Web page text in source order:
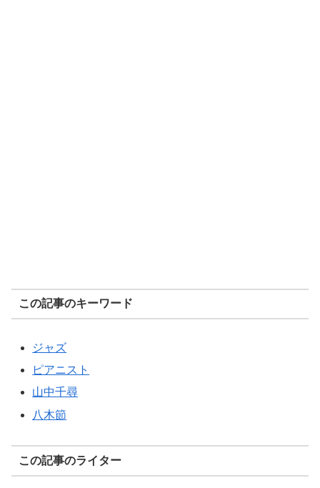
この記事のキーワード
ジャズ
ピアニスト
山中千尋
八木節
この記事のライター